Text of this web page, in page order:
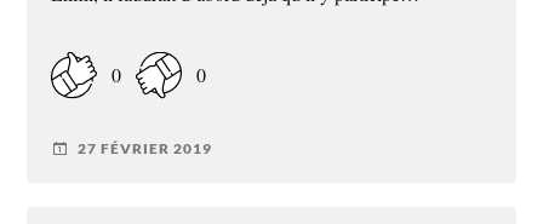
0 0
27 FÉVRIER 2019